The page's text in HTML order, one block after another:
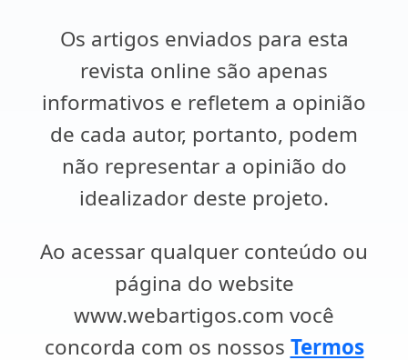
Os artigos enviados para esta
revista online são apenas
informativos e refletem a opinião
de cada autor, portanto, podem
não representar a opinião do
idealizador deste projeto.
Ao acessar qualquer conteúdo ou
página do website
www.webartigos.com você
concorda com os nossos Termos